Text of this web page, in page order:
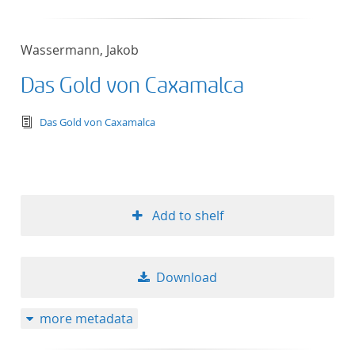
Wassermann, Jakob
Das Gold von Caxamalca
text/tg.edition+tg.aggregation+xml
Das Gold von Caxamalca
Add to shelf
Download
more metadata